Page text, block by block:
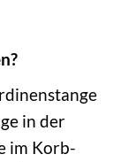
in der
im Korb-